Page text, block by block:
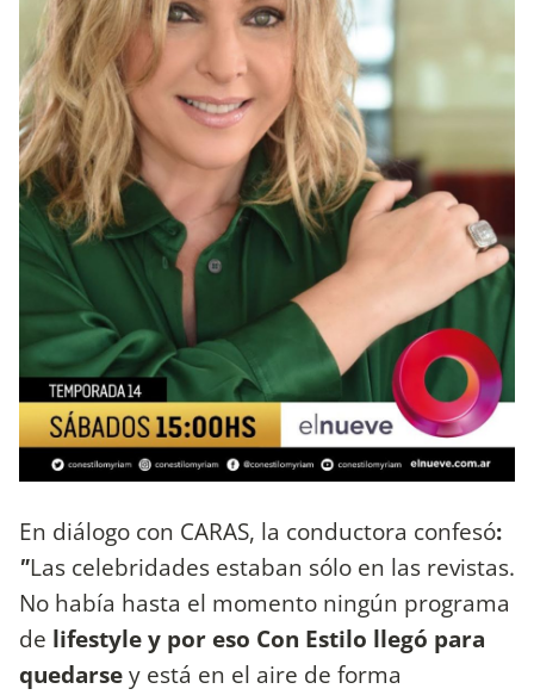
En diálogo con CARAS, la conductora confesó:
"Las celebridades estaban sólo en las revistas.
No había hasta el momento ningún programa
de lifestyle y por eso Con Estilo llegó para
quedarsey está en el aire de forma